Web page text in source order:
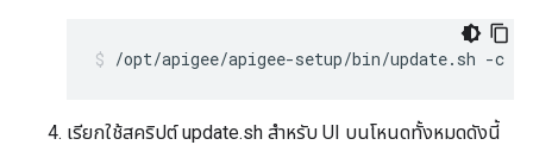
/opt/apigee/apigee-setup/bin/update.sh -c
เรียกใช้สคริปต์ update.sh สำหรับ UI บนโหนดทั้งหมดดังนี้